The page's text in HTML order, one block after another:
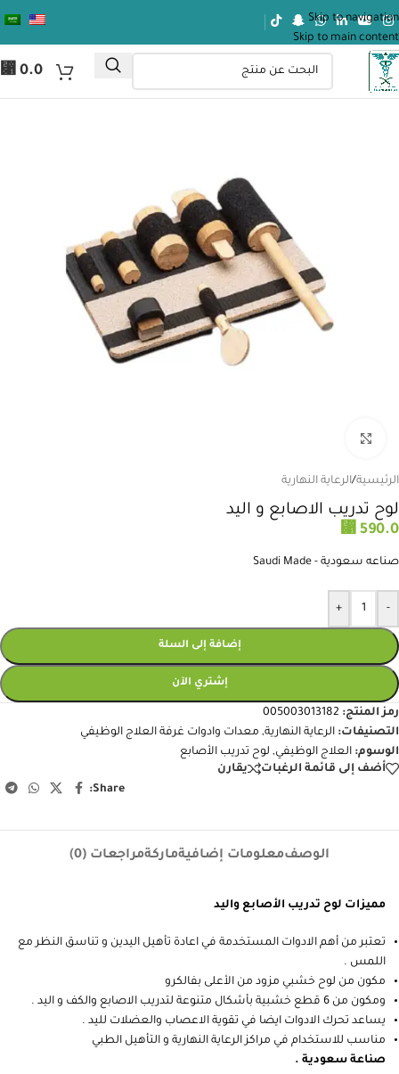
Skip to navigation
Skip to main content
⃁ 0.0
الرئيسية/الرعاية النهارية
لوح تدريب الاصابع و اليد
⃁ 590.0
صناعه سعودية - Saudi Made
-
+
إضافة إلى السلة
إشتري الآن
رمز المنتج: 005003013182
التصنيفات: الرعاية النهارية, معدات وادوات غرفة العلاج الوظيفي
الوسوم: العلاج الوظيفي, لوح تدريب الأصابع
أضف إلى قائمة الرغبات
يقارن
Share:
الوصفمعلومات إضافيةماركةمراجعات (0)
مميزات لوح تدريب الأصابع واليد
تعتبر من أهم الادوات المستخدمة في اعادة تأهيل اليدين و تناسق النظر مع
اللمس .
مكون من لوح خشبي مزود من الأعلى بفالكرو
ومكون من 6 قطع خشبية بأشكال متنوعة لتدريب الاصابع والكف و اليد .
يساعد تحرك الادوات ايضا في تقوية الاعصاب والعضلات لليد .
مناسب للاستخدام في مراكز الرعاية النهارية و التأهيل الطبي
صناعة سعودية .